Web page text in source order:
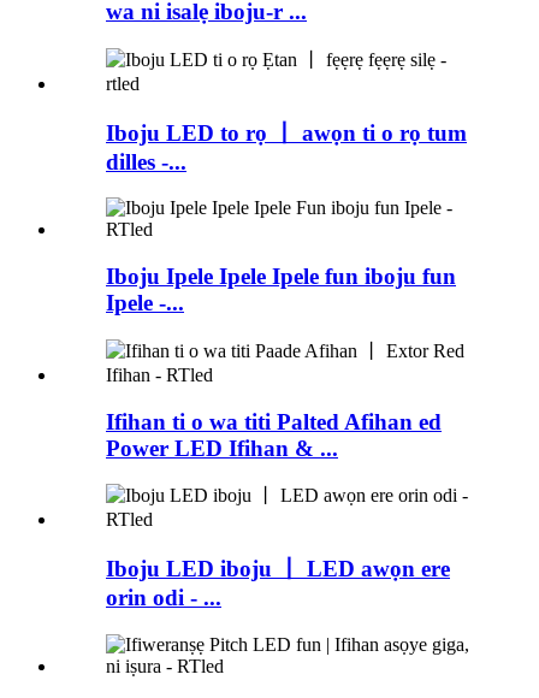
wa ni isalẹ iboju-r ...
Iboju LED to rọ 丨 awọn ti o rọ tum
dilles -...
Iboju Ipele Ipele Ipele fun iboju fun
Ipele -...
Ifihan ti o wa titi Palted Afihan ed
Power LED Ifihan & ...
Iboju LED iboju 丨 LED awọn ere
orin odi - ...